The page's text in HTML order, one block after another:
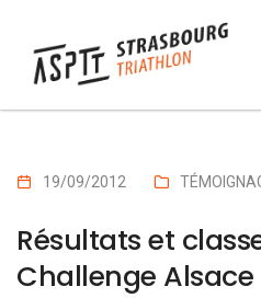
19/09/2012
Résultats et
Challenge Alsace